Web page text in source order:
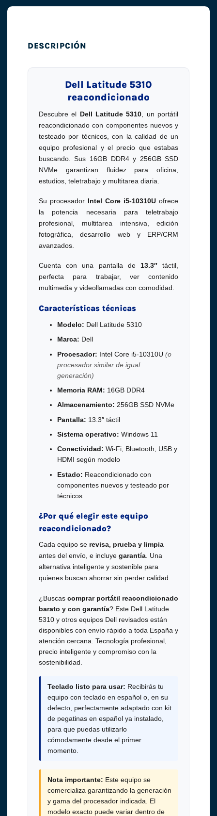
DESCRIPCIÓN
Dell Latitude 5310
reacondicionado
Descubre el Dell Latitude 5310 , un portátil
reacondicionado con componentes nuevos y
testeado por técnicos, con la calidad de un
equipo profesional y el precio que estabas
buscando. Sus 16GB DDR4 y 256GB SSD
NVMe garantizan fluidez para oficina,
estudios, teletrabajo y multitarea diaria.
Su procesador Intel Core i5-10310U ofrece
la potencia necesaria para teletrabajo
profesional, multitarea intensiva, edición
fotográfica, desarrollo web y ERP/CRM
avanzados.
Cuenta con una pantalla de 13.3″táctil,
perfecta para trabajar, ver contenido
multimedia y videollamadas con comodidad.
Características técnicas
Modelo: Dell Latitude 5310
Marca: Dell
Procesador: Intel Core i5-10310U (o
procesador similar de igual
generación)
Memoria RAM: 16GB DDR4
Almacenamiento: 256GB SSD NVMe
Pantalla: 13.3″ táctil
Sistema operativo: Windows 11
Conectividad: Wi-Fi, Bluetooth, USB y
HDMI según modelo
Estado: Reacondicionado con
componentes nuevos y testeado por
técnicos
¿Por qué elegir este equipo
reacondicionado?
Cada equipo se revisa, prueba y limpia
antes del envío, e incluye garantía. Una
alternativa inteligente y sostenible para
quienes buscan ahorrar sin perder calidad.
¿Buscas comprar portátil reacondicionado
barato y con garantía? Este Dell Latitude
5310 y otros equipos Dell revisados están
disponibles con envío rápido a toda España y
atención cercana. Tecnología profesional,
precio inteligente y compromiso con la
sostenibilidad.
Teclado listo para usar: Recibirás tu
equipo con teclado en español o, en su
defecto, perfectamente adaptado con kit
de pegatinas en español ya instalado,
para que puedas utilizarlo
cómodamente desde el primer
momento.
Nota importante: Este equipo se
comercializa garantizando la generación
y gama del procesador indicada. El
modelo exacto puede variar dentro de